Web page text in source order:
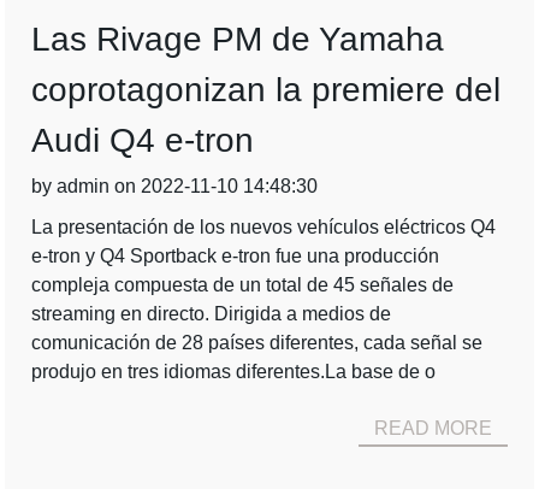
Las Rivage PM de Yamaha
coprotagonizan la premiere del
Audi Q4 e-tron
by admin on 2022-11-10 14:48:30
La presentación de los nuevos vehículos eléctricos Q4
e-tron y Q4 Sportback e-tron fue una producción
compleja compuesta de un total de 45 señales de
streaming en directo. Dirigida a medios de
comunicación de 28 países diferentes, cada señal se
produjo en tres idiomas diferentes.La base de o
READ MORE